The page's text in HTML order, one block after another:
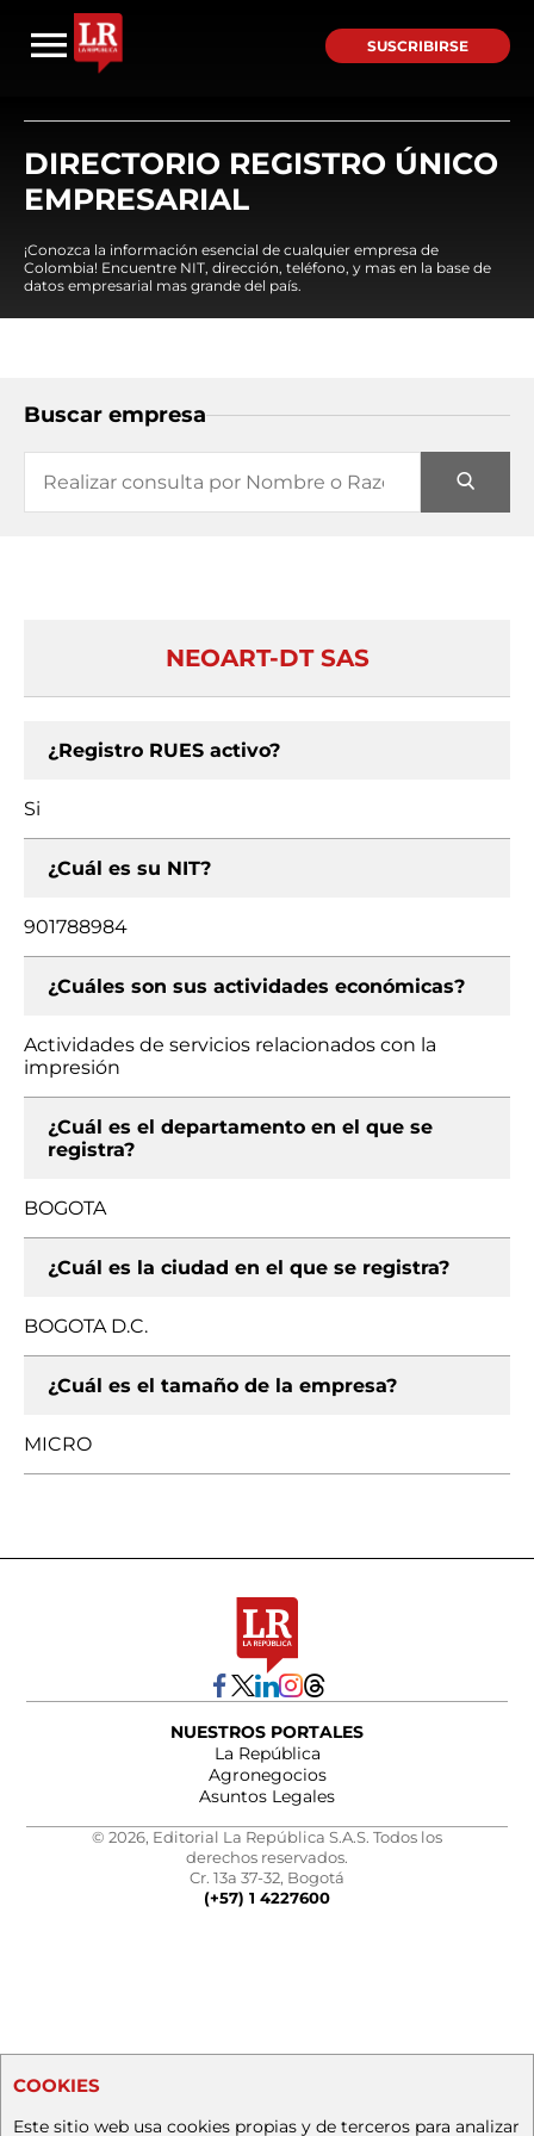
SUSCRIBIRSE
DIRECTORIO REGISTRO ÚNICO
EMPRESARIAL
¡Conozca la información esencial de cualquier empresa de
Colombia! Encuentre NIT, dirección, teléfono, y mas en la base de
datos empresarial mas grande del país.
Buscar empresa
NEOART-DT SAS
¿Registro RUES activo?
Si
¿Cuál es su NIT?
901788984
¿Cuáles son sus actividades económicas?
Actividades de servicios relacionados con la
impresión
¿Cuál es el departamento en el que se
registra?
BOGOTA
¿Cuál es la ciudad en el que se registra?
BOGOTA D.C.
¿Cuál es el tamaño de la empresa?
MICRO
NUESTROS PORTALES
La República
Agronegocios
Asuntos Legales
© 2026, Editorial La República S.A.S. Todos los
derechos reservados.
Cr. 13a 37-32, Bogotá
(+57) 1 4227600
COOKIES
Este sitio web usa cookies propias y de terceros para analizar